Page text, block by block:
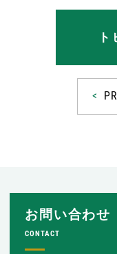
お問い合わせ
CONTACT